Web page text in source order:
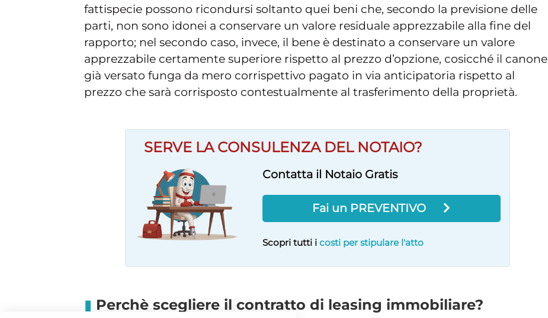
fattispecie possono ricondursi soltanto quei beni che, secondo la previsione delle
parti, non sono idonei a conservare un valore residuale apprezzabile alla fine del
rapporto; nel secondo caso, invece, il bene è destinato a conservare un valore
apprezzabile certamente superiore rispetto al prezzo d’opzione, cosicché il canone
già versato funga da mero corrispettivo pagato in via anticipatoria rispetto al
prezzo che sarà corrisposto contestualmente al trasferimento della proprietà.
SERVE LA CONSULENZA DEL NOTAIO?
Contatta il Notaio Gratis
Fai un PREVENTIVO
Scopri tutti i costi per stipulare l'atto
Perchè scegliere il contratto di leasing immobiliare?